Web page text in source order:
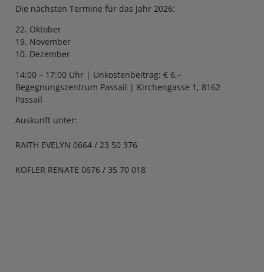
Die nächsten Termine für das Jahr 2026:
22. Oktober
19. November
10. Dezember
14:00 – 17:00 Uhr | Unkostenbeitrag: € 6,–
Begegnungszentrum Passail | Kirchengasse 1, 8162
Passail
Auskunft unter:
RAITH EVELYN 0664 / 23 50 376
KOFLER RENATE 0676 / 35 70 018